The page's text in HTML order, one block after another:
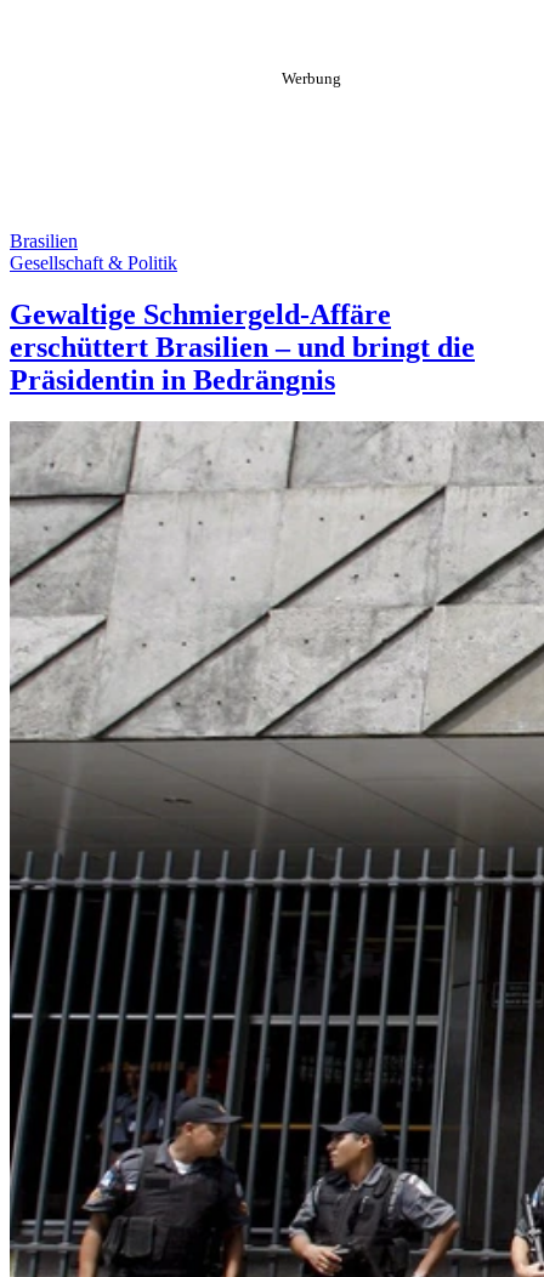
Brasilien
Gesellschaft & Politik
Gewaltige Schmiergeld-Affäre
erschüttert Brasilien – und bringt die
Präsidentin in Bedrängnis